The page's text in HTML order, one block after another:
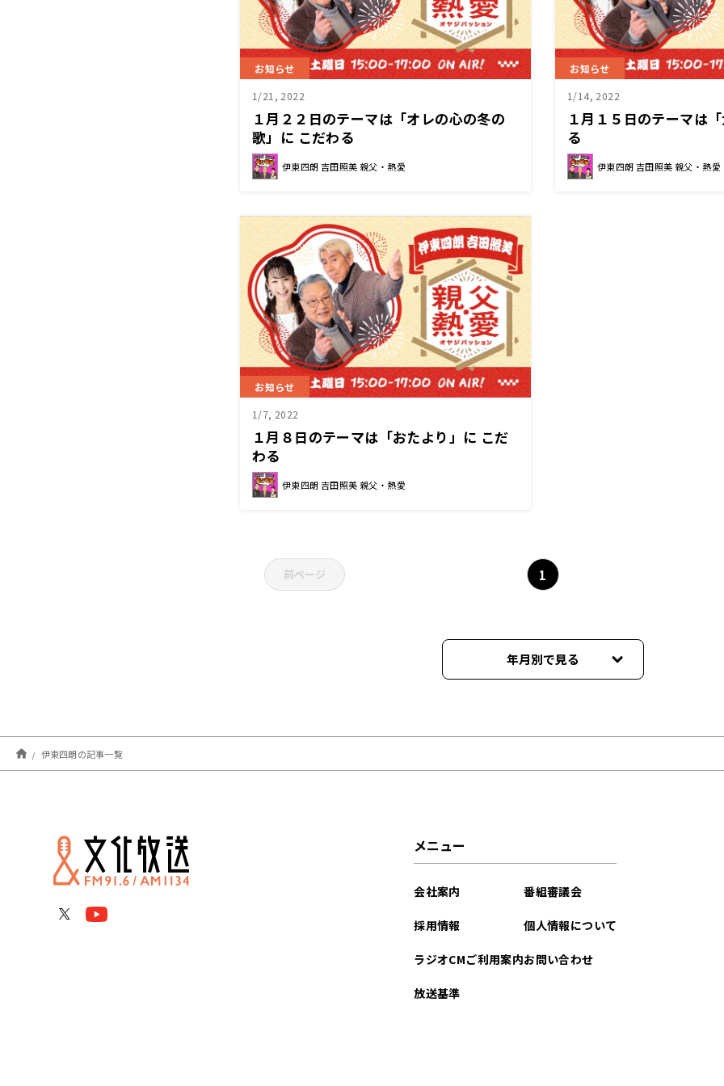
お知らせ
1/21, 2022
１月２２日のテーマは「オレの心の冬の
歌」に こだわる
伊東四朗 吉田照美 親父・熱愛
お知らせ
1/14, 2022
１月１５日のテーマは
る
伊東四朗 吉田照美 親父・熱愛
お知らせ
1/7, 2022
１月８日のテーマは「おたより」に こだ
わる
伊東四朗 吉田照美 親父・熱愛
前ページ 1
年月別で見る
2026年03月
2026年02月
伊東四朗の記事一覧
メニュー
会社案内
採用情報
ラジオCMご利用案内
放送基準
番組審議会
個人情報について
お問い合わせ